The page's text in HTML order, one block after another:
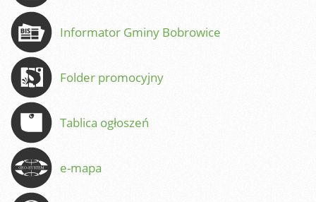
Informator Gminy Bobrowice
Folder promocyjny
Tablica ogłoszeń
e-mapa